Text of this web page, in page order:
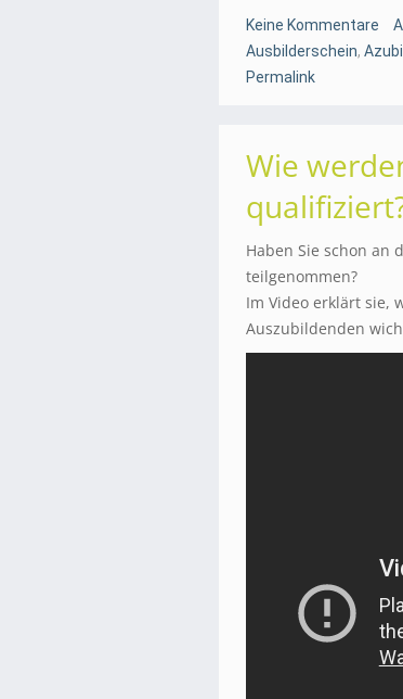
Keine Kommentare
Ausbilderschein,
Permalink
Wie
Haben Sie schon an
teilgenommen?
Im Video erklärt sie,
Auszubildenden